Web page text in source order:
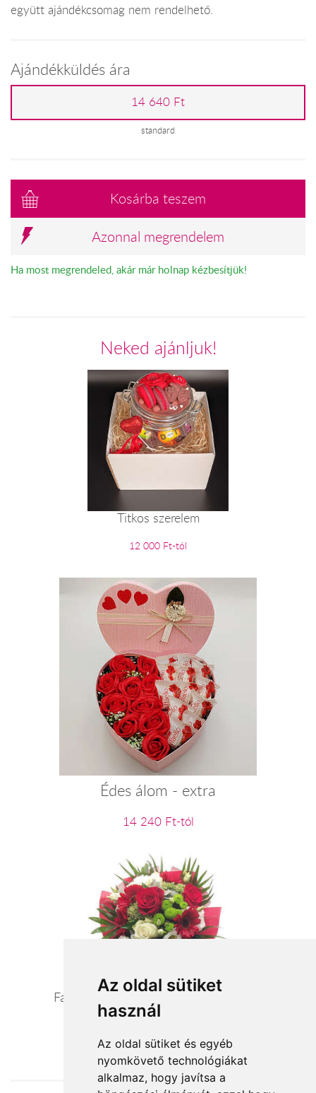
Az oldal sütiket
használ
Az oldal sütiket és egyéb
nyomkövető technológiákat
alkalmaz, hogy javítsa a
együtt ajándékcsomag nem rendelhető.
Ajándékküldés ára
14 640 Ft
standard
Kosárba teszem
Azonnal megrendelem
Ha most megrendeled, akár már holnap kézbesítjük!
Neked ajánljuk!
Titkos szerelem
12 000 Ft-tól
Édes álom - extra
14 240 Ft-tól
Fantázia - vörös/pasztell szezoncsokor